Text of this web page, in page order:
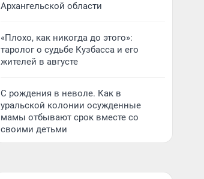
Архангельской области
«Плохо, как никогда до этого»:
таролог о судьбе Кузбасса и его
жителей в августе
С рождения в неволе. Как в
уральской колонии осужденные
мамы отбывают срок вместе со
своими детьми